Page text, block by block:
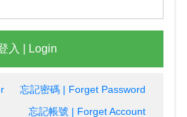
入 | Login
忘記密碼 | Forget Password
忘記帳號 | Forget Account